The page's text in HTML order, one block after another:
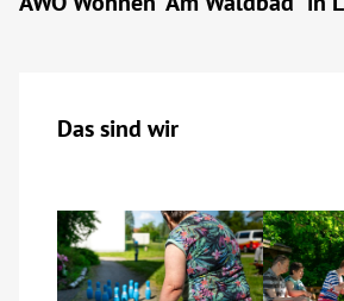
Menschen mit Behinderung
Begegnung
Das sind wir